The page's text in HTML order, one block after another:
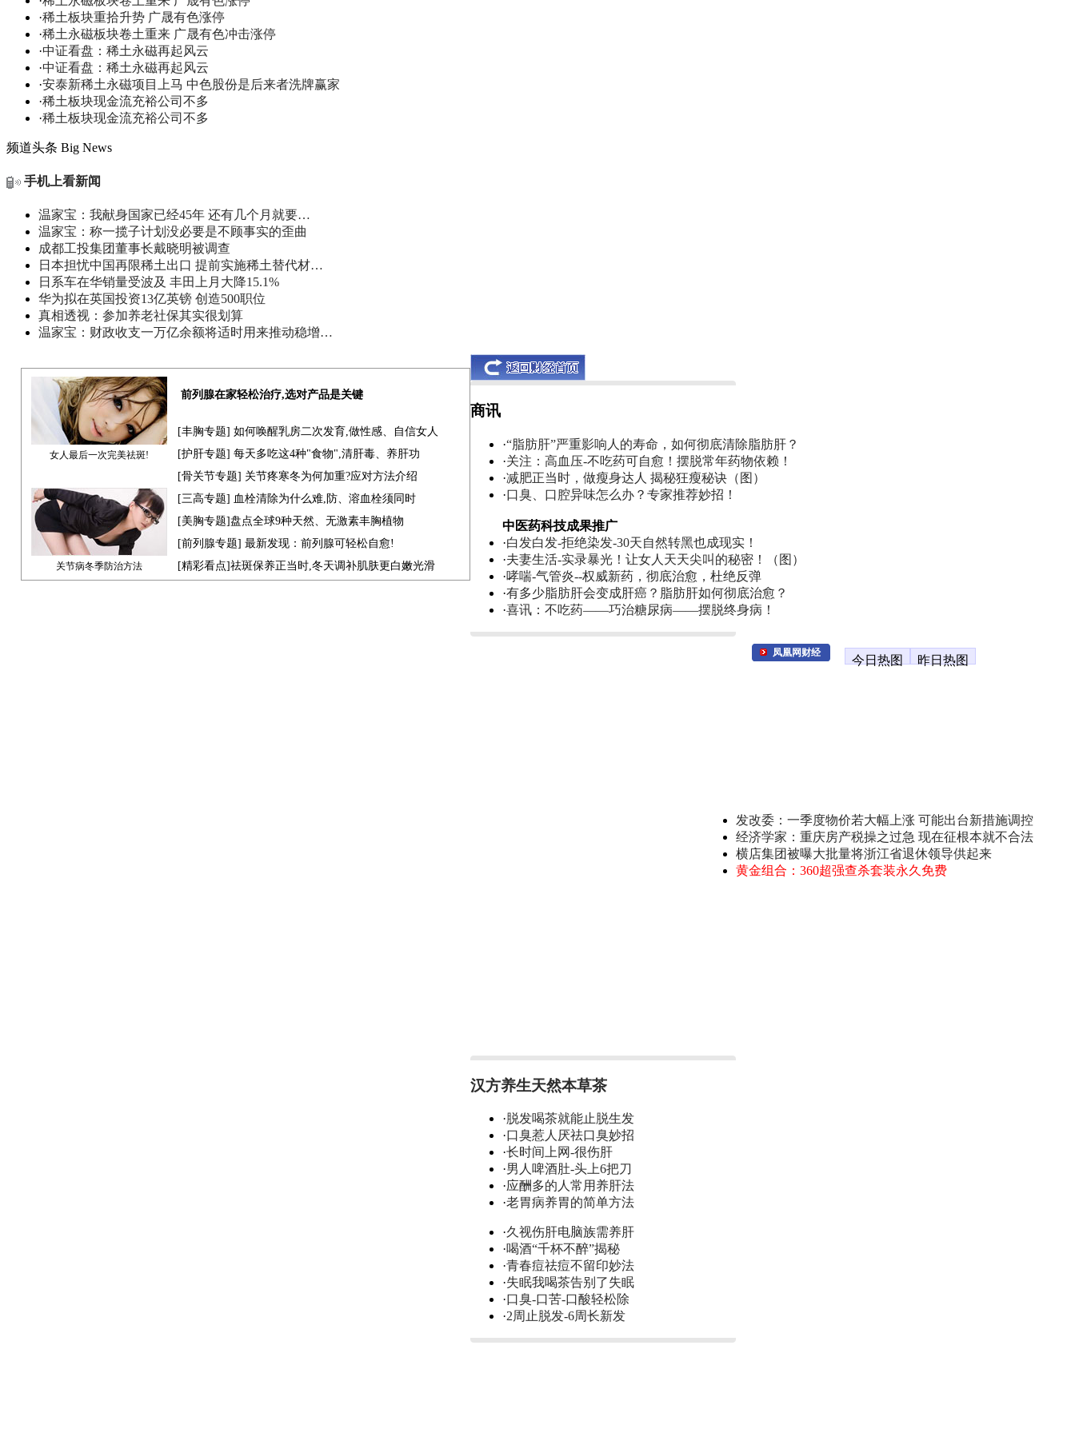
·稀土板块重拾升势 广晟有色涨停
·稀土永磁板块卷土重来 广晟有色冲击涨停
·中证看盘：稀土永磁再起风云
·中证看盘：稀土永磁再起风云
·安泰新稀土永磁项目上马 中色股份是后来者洗牌赢家
·稀土板块现金流充裕公司不多
·稀土板块现金流充裕公司不多
频道头条 Big News
手机上看新闻
温家宝：我献身国家已经45年 还有几个月就要…
温家宝：称一揽子计划没必要是不顾事实的歪曲
成都工投集团董事长戴晓明被调查
日本担忧中国再限稀土出口 提前实施稀土替代材…
日系车在华销量受波及 丰田上月大降15.1%
华为拟在英国投资13亿英镑 创造500职位
真相透视：参加养老社保其实很划算
温家宝：财政收支一万亿余额将适时用来推动稳增…
女人最后一次完美祛斑!
前列腺在家轻松治疗,选对产品是关键
[丰胸专题] 如何唤醒乳房二次发育,做性感、自信女人
[护肝专题] 每天多吃这4种"食物",清肝毒、养肝功
[骨关节专题] 关节疼寒冬为何加重?应对方法介绍
关节病冬季防治方法
[三高专题] 血栓清除为什么难,防、溶血栓须同时
[美胸专题]盘点全球9种天然、无激素丰胸植物
[前列腺专题] 最新发现：前列腺可轻松自愈!
[精彩看点]祛斑保养正当时,冬天调补肌肤更白嫩光滑
商讯
·“脂肪肝”严重影响人的寿命，如何彻底清除脂肪肝？
·关注：高血压-不吃药可自愈！摆脱常年药物依赖！
·减肥正当时，做瘦身达人 揭秘狂瘦秘诀（图）
·口臭、口腔异味怎么办？专家推荐妙招！
中医药科技成果推广
·白发白发-拒绝染发-30天自然转黑也成现实！
·夫妻生活-实录暴光！让女人天天尖叫的秘密！（图）
·哮喘-气管炎--权威新药，彻底治愈，杜绝反弹
·有多少脂肪肝会变成肝癌？脂肪肝如何彻底治愈？
·喜讯：不吃药——巧治糖尿病——摆脱终身病！
凤凰网财经
今日热图 昨日热图
发改委：一季度物价若大幅上涨 可能出台新措施调控
经济学家：重庆房产税操之过急 现在征根本就不合法
横店集团被曝大批量将浙江省退休领导供起来
黄金组合：360超强查杀套装永久免费
汉方养生天然本草茶
·脱发喝茶就能止脱生发
·口臭惹人厌祛口臭妙招
·长时间上网-很伤肝
·男人啤酒肚-头上6把刀
·应酬多的人常用养肝法
·老胃病养胃的简单方法
·久视伤肝电脑族需养肝
·喝酒“千杯不醉”揭秘
·青春痘祛痘不留印妙法
·失眠我喝茶告别了失眠
·口臭-口苦-口酸轻松除
·2周止脱发-6周长新发